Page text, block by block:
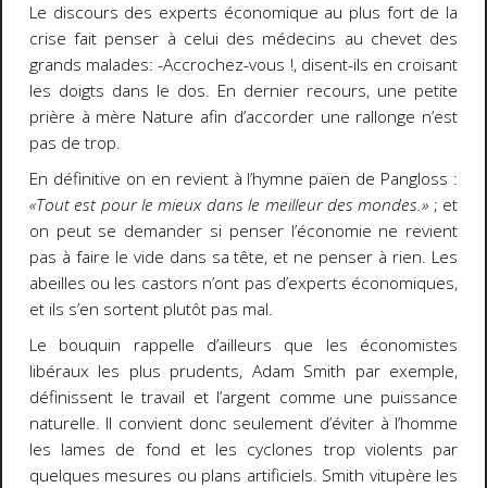
Le discours des experts économique au plus fort de la
crise fait penser à celui des médecins au chevet des
grands malades: -Accrochez-vous !, disent-ils en croisant
les doigts dans le dos. En dernier recours, une petite
prière à mère Nature afin d’accorder une rallonge n’est
pas de trop.
En définitive on en revient à l’hymne païen de Pangloss :
«Tout est pour le mieux dans le meilleur des mondes.» ; et
on peut se demander si penser l’économie ne revient
pas à faire le vide dans sa tête, et ne penser à rien. Les
abeilles ou les castors n’ont pas d’experts économiques,
et ils s’en sortent plutôt pas mal.
Le bouquin rappelle d’ailleurs que les économistes
libéraux les plus prudents, Adam Smith par exemple,
définissent le travail et l’argent comme une puissance
naturelle. Il convient donc seulement d’éviter à l’homme
les lames de fond et les cyclones trop violents par
quelques mesures ou plans artificiels. Smith vitupère les